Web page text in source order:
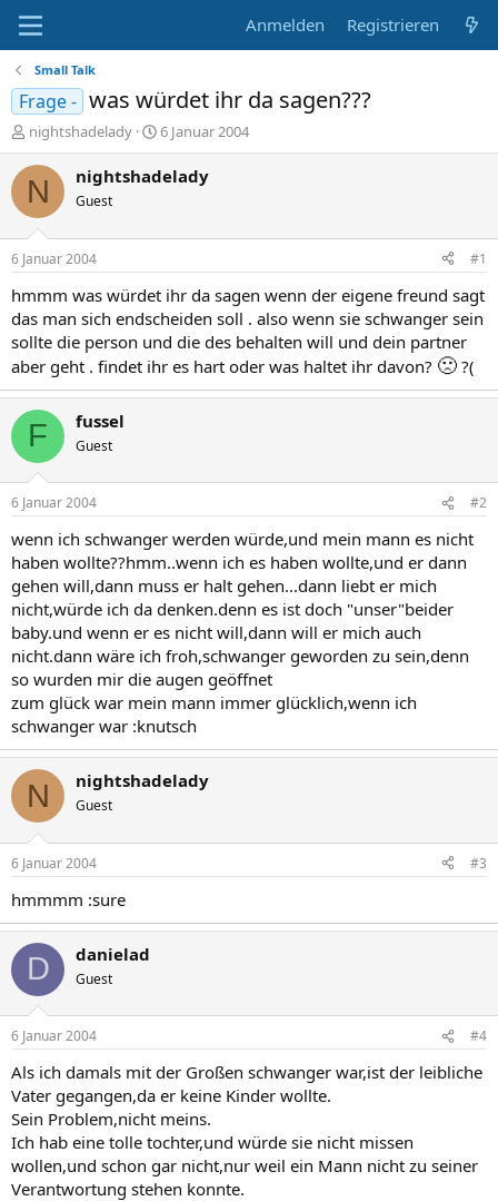
Anmelden Registrieren
Small Talk
Frage - was würdet ihr da sagen???
E
r
s
t
e
r
nightshadelady
E
r
s
t
a
m
6 Januar 2004
N nightshadelady
Guest
6 Januar 2004 #1
hmmm was würdet ihr da sagen wenn der eigene freund sagt
das man sich endscheiden soll . also wenn sie schwanger sein
sollte die person und die des behalten will und dein partner
aber geht . findet ihr es hart oder was haltet ihr davon? 🙁 ?(
F fussel
Guest
6 Januar 2004 #2
wenn ich schwanger werden würde,und mein mann es nicht
haben wollte??hmm..wenn ich es haben wollte,und er dann
gehen will,dann muss er halt gehen...dann liebt er mich
nicht,würde ich da denken.denn es ist doch "unser"beider
baby.und wenn er es nicht will,dann will er mich auch
nicht.dann wäre ich froh,schwanger geworden zu sein,denn
so wurden mir die augen geöffnet
zum glück war mein mann immer glücklich,wenn ich
schwanger war :knutsch
N nightshadelady
Guest
6 Januar 2004 #3
hmmmm :sure
D danielad
Guest
6 Januar 2004 #4
Als ich damals mit der Großen schwanger war,ist der leibliche
Vater gegangen,da er keine Kinder wollte.
Sein Problem,nicht meins.
Ich hab eine tolle tochter,und würde sie nicht missen
wollen,und schon gar nicht,nur weil ein Mann nicht zu seiner
Verantwortung stehen konnte.